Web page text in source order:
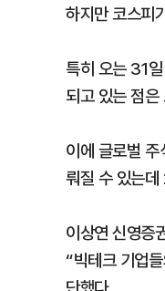
하지만 코스피
특히 오는 31
되고 있는 점
이에 글로벌
뤄질 수 있는
이상연 신영증
“빅테크 기업